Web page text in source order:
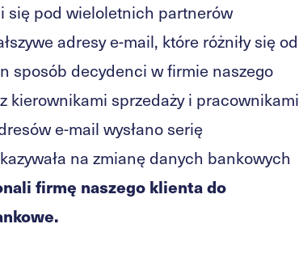
się pod wieloletnich partnerów
adresy e-mail, które różniły się od
sposób decydenci w firmie naszego
kierownikami sprzedaży i pracownikami
e-mail wysłano serię
na zmianę danych bankowych
firmę naszego klienta do